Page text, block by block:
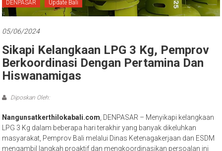
Bali
DENPASAR Update Bali
05/06/2024
Sikapi Kelangkaan LPG 3 Kg, Pemprov
Berkoordinasi Dengan Pertamina Dan
Hiswanamigas
Diposkan Oleh:
Nangunsatkerthilokabali.com , DENPASAR – Menyikapi kelangkaan
LPG 3 Kg dalam beberapa hari terakhir yang banyak dikeluhkan
masyarakat, Pemprov Bali melalui Dinas Ketenagakerjaan dan ESDM
mengambil langkah proaktif dan mengkoordinasikan persoalan ini